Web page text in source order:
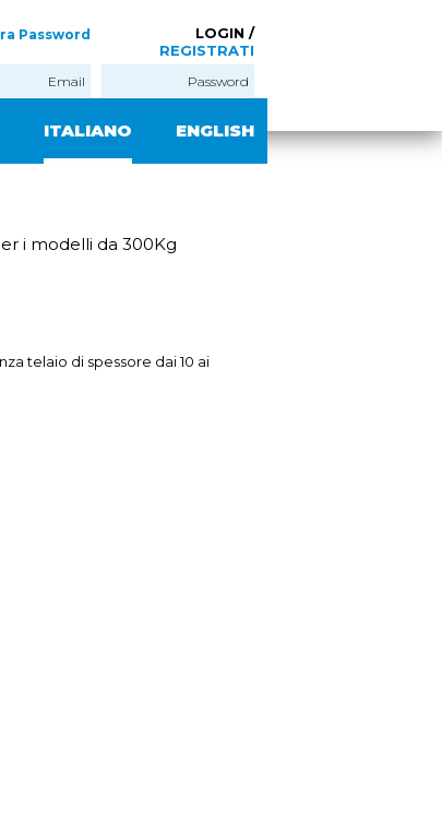
LOGIN /
REGISTRATI
Password
ENGLISH
ITALIANO
i modelli da 300Kg
telaio di spessore dai 10 ai